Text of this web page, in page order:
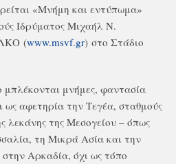
«Μνήμη και εντύπωμα»
Ιδρύματος Μιχαήλ Ν.
(www.msvf.gr) στο Στάδιο
μπλέκονται μνήμες, φαντασία
ως αφετηρία την Τεγέα, σταθμούς
λεκάνης της Μεσογείου – όπως
τη Μικρά Ασία και την
Αρκαδία, όχι ως τόπο